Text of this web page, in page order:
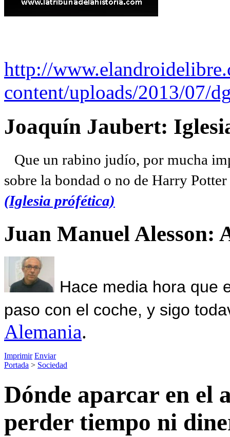
http://
content/uploads/2013/07/
Joaquín Jaubert:
Que un rabino judío, por mucha
sobre la bondad o no de Harry
(Iglesia prófética)
Juan Manuel Alesson:
Hace media hora que
paso con el coche, y sigo
Alemania.
Imprimir Enviar
Portada > Sociedad
Dónde aparcar en el
perder tiempo ni